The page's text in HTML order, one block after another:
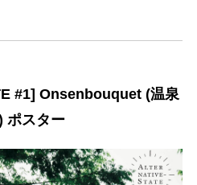
#1] Onsenbouquet (温泉
ポスター